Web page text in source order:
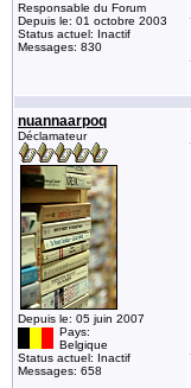
Responsable du Forum
Depuis le: 01 octobre 2003
Status actuel: Inactif
Messages: 830
nuannaarpoq
Déclamateur
Depuis le: 05 juin 2007
Pays:
Belgique
Status actuel: Inactif
Messages: 658